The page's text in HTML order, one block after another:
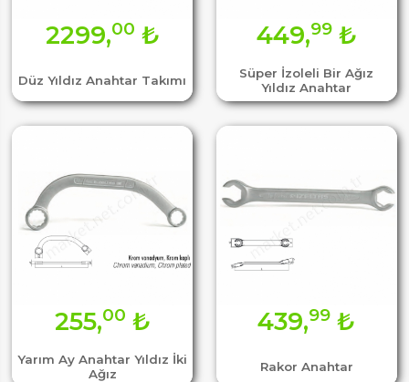
Düz Yıldız Anahtar Takımı
2299,00 ₺
Süper İzoleli Bir Ağız
Yıldız Anahtar
449,99₺
Yarım Ay Anahtar Yıldız İki
Ağız
255,00 ₺
Rakor Anahtar
439,99 ₺